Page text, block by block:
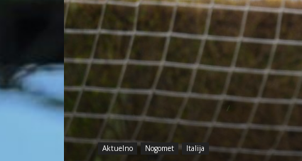
Aktuelno Nogomet Italija